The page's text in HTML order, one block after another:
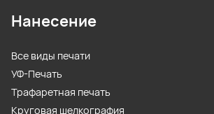
Нанесение
Все виды печати
УФ-Печать
Трафаретная печать
Круговая шелкография